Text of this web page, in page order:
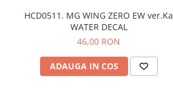
HCD0511. MG WING ZERO EW ver.Ka
WATER DECAL
46,00 RON
ADAUGA IN COS